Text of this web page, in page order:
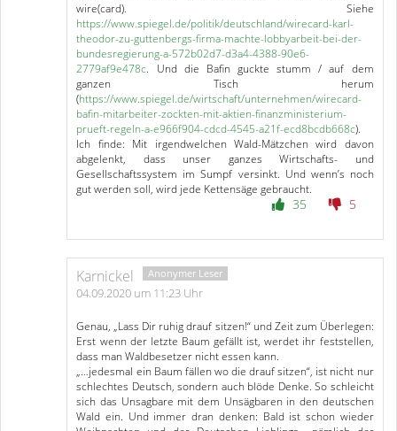
wire(card). Siehe
https://www.spiegel.de/politik/deutschland/wirecard-karl-
theodor-zu-guttenbergs-firma-machte-lobbyarbeit-bei-der-
bundesregierung-a-572b02d7-d3a4-4388-90e6-
2779af9e478c. Und die Bafin guckte stumm / auf dem
ganzen Tisch herum
(https://www.spiegel.de/wirtschaft/unternehmen/wirecard-
bafin-mitarbeiter-zockten-mit-aktien-finanzministerium-
prueft-regeln-a-e966f904-cdcd-4545-a21f-ecd8bcdb668c).
Ich finde: Mit irgendwelchen Wald-Mätzchen wird davon
abgelenkt, dass unser ganzes Wirtschafts- und
Gesellschaftssystem im Sumpf versinkt. Und wenn’s noch
gut werden soll, wird jede Kettensäge gebraucht.
35 5
Karnickel
04.09.2020 um 11:23 Uhr
Genau, „Lass Dir ruhig drauf sitzen!“ und Zeit zum Überlegen:
Erst wenn der letzte Baum gefällt ist, werdet ihr feststellen,
dass man Waldbesetzer nicht essen kann.
„…jedesmal ein Baum fällen wo die drauf sitzen“, ist nicht nur
schlechtes Deutsch, sondern auch blöde Denke. So schleicht
sich das Unsagbare mit dem Unsägbaren in den deutschen
Wald ein. Und immer dran denken: Bald ist schon wieder